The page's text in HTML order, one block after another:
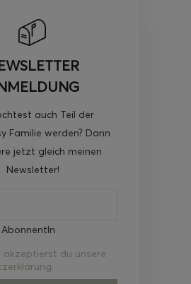
auch Teil der
Familie werden? Dann
jetzt gleich meinen
Newsletter!
akzeptierst du unsere